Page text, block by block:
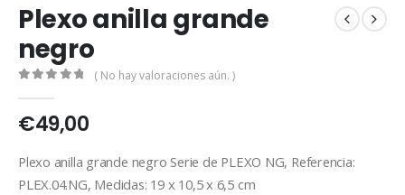
Plexo anilla grande
negro
( No hay valoraciones aún. )
€49,00
Plexo anilla grande negro Serie de PLEXO NG, Referencia:
PLEX.04.NG, Medidas: 19 x 10,5 x 6,5 cm